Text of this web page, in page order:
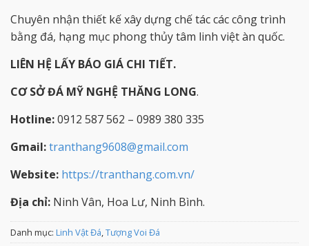
Chuyên nhận thiết kế xây dựng chế tác các công trình
bằng đá, hạng mục phong thủy tâm linh việt àn quốc.
LIÊN HỆ LẤY BÁO GIÁ CHI TIẾT.
CƠ SỞ ĐÁ MỸ NGHỆ THĂNG LONG.
Hotline:0912 587 562 – 0989 380 335
Gmail:tranthang9608@gmail.com
Website: https://tranthang.com.vn/
Địa chỉ: Ninh Vân, Hoa Lư, Ninh Bình.
Danh mục: Linh Vật Đá,Tượng Voi Đá